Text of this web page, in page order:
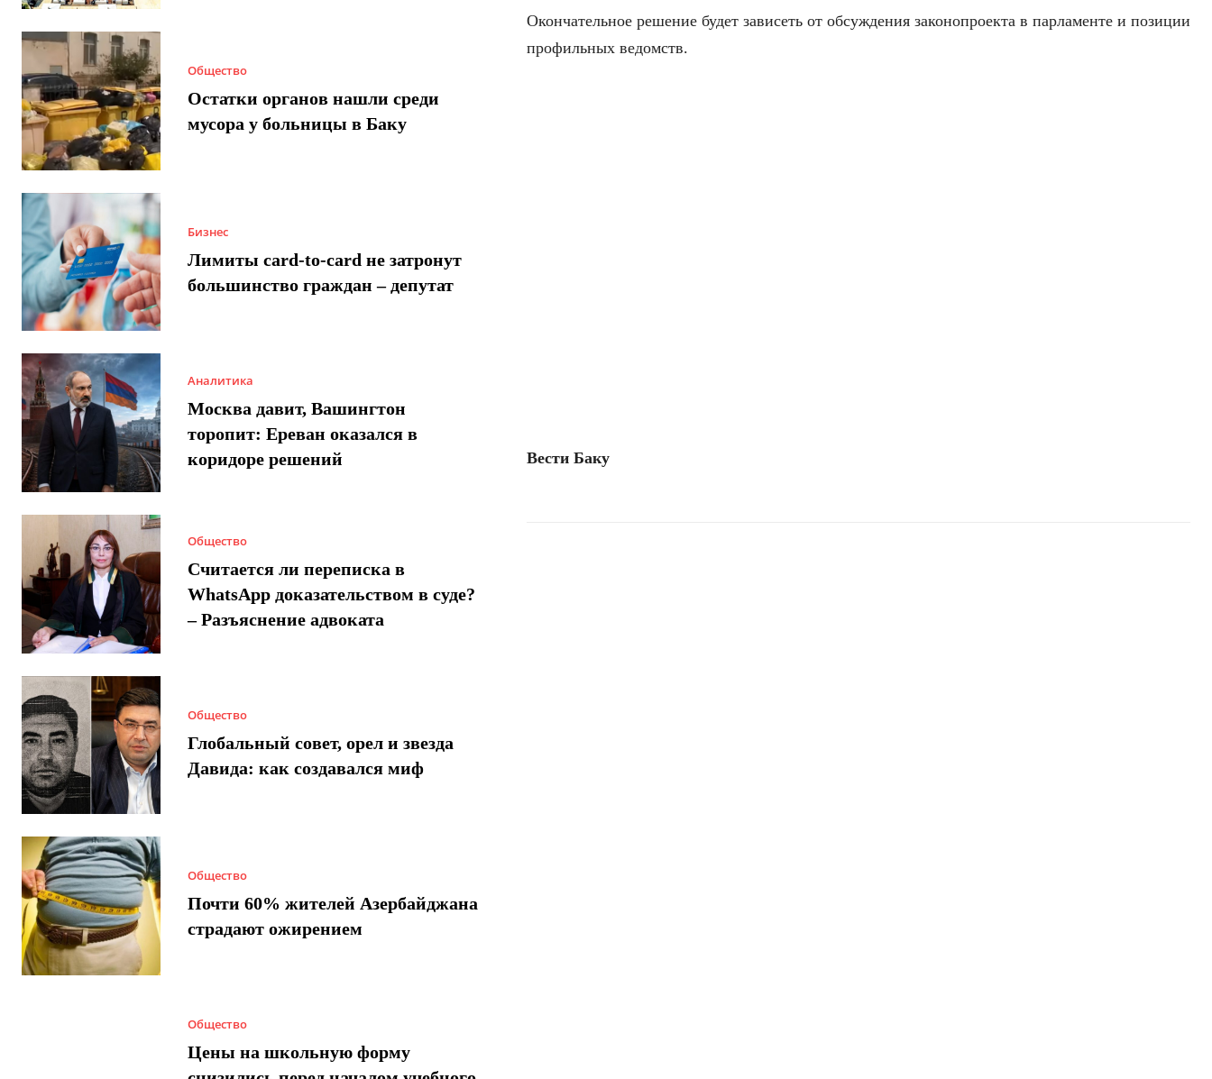
Общество
Остатки органов нашли среди
мусора у больницы в Баку
Бизнес
Лимиты card-to-card не затронут
большинство граждан – депутат
Аналитика
Москва давит, Вашингтон
торопит: Ереван оказался в
коридоре решений
Общество
Считается ли переписка в
WhatsApp доказательством в суде?
– Разъяснение адвоката
Общество
Глобальный совет, орел и звезда
Давида: как создавался миф
Общество
Почти 60% жителей Азербайджана
страдают ожирением
Общество
Цены на школьную форму
Окончательное решение будет зависеть от обсуждения законопроекта в парламенте и позиции
профильных ведомств.
Вести Баку